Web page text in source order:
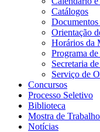
Catálogos
Documentos
Orientação
Horários da
Programa
Secretaria
Serviço de
Concursos
Processo Seletivo
Biblioteca
Mostra de
Notícias